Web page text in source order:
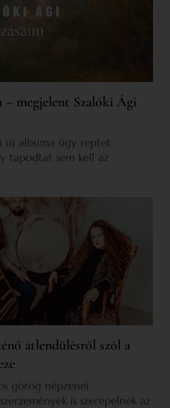
– megjelent Szalóki Ági
új albuma úgy reptet
tapodtat sem kell az
átlendülésről szól a
görög népzenei
is szerepelnek az